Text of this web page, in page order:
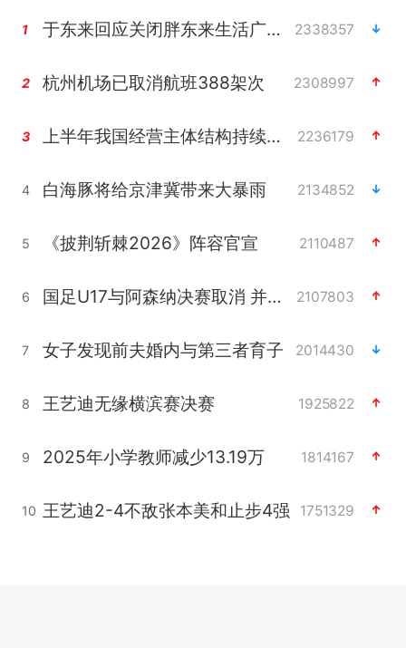
1 于东来回应关闭胖东来生活广场店 2338357
2 杭州机场已取消航班388架次 2308997
3 上半年我国经营主体结构持续优化 2236179
4 白海豚将给京津冀带来大暴雨 2134852
5 《披荆斩棘2026》阵容官宣 2110487
6 国足U17与阿森纳决赛取消 并列冠军 2107803
7 女子发现前夫婚内与第三者育子 2014430
8 王艺迪无缘横滨赛决赛 1925822
9 2025年小学教师减少13.19万 1814167
10 王艺迪2-4不敌张本美和止步4强 1751329